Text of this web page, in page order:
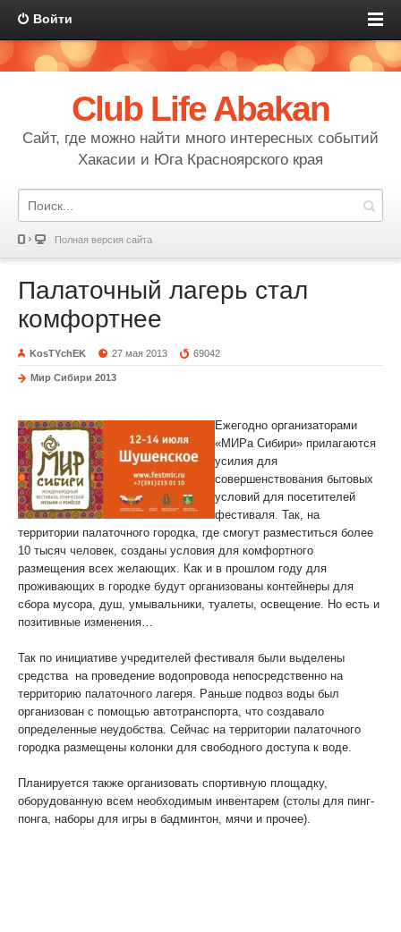
Войти
Club Life Abakan
Сайт, где можно найти много интересных событий
Хакасии и Юга Красноярского края
Полная версия сайта
Палаточный лагерь стал
комфортнее
KosTYchEK 27 мая 2013 69042
Мир Сибири 2013
Ежегодно организаторами
«МИРа Сибири» прилагаются
усилия для
совершенствования бытовых
условий для посетителей
фестиваля. Так, на
территории палаточного городка, где смогут разместиться более
10 тысяч человек, созданы условия для комфортного
размещения всех желающих. Как и в прошлом году для
проживающих в городке будут организованы контейнеры для
сбора мусора, душ, умывальники, туалеты, освещение. Но есть и
позитивные изменения…
Так по инициативе учредителей фестиваля были выделены
средства на проведение водопровода непосредственно на
территорию палаточного лагеря. Раньше подвоз воды был
организован с помощью автотранспорта, что создавало
определенные неудобства. Сейчас на территории палаточного
городка размещены колонки для свободного доступа к воде.
Планируется также организовать спортивную площадку,
оборудованную всем необходимым инвентарем (столы для пинг-
понга, наборы для игры в бадминтон, мячи и прочее).